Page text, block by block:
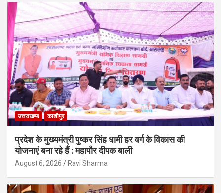
उत्तराखण्ड काशीपुर
प्रदेश के मुख्यमंत्री पुष्कर सिंह धामी हर वर्ग के विकास की
योजनाएं बना रहे हैं : महापौर दीपक बाली
August 6, 2026 Ravi Sharma